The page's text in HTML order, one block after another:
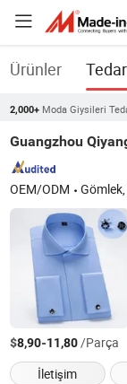
Ürünler
2,000+ Moda Giysileri
Guangzhou
OEM/ODM Gömlek,
$8,90-11,80/Parça
İletişim